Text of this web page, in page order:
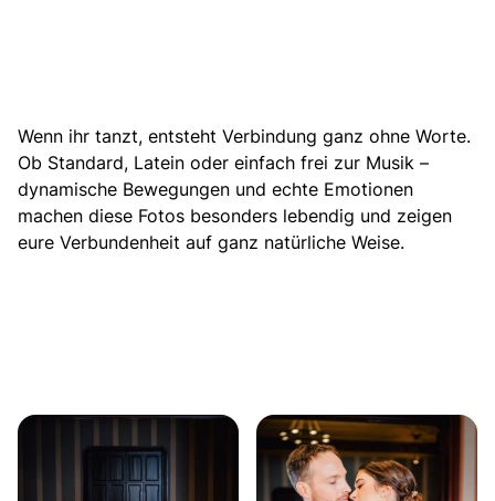
Wenn ihr tanzt, entsteht Verbindung ganz ohne Worte.
Ob Standard, Latein oder einfach frei zur Musik –
dynamische Bewegungen und echte Emotionen
machen diese Fotos besonders lebendig und zeigen
eure Verbundenheit auf ganz natürliche Weise.